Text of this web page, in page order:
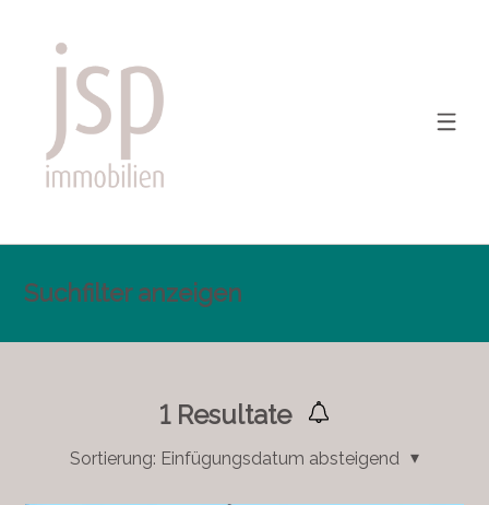
Suchfilter anzeigen
1Resultate
Sortierung: Einfügungsdatum absteigend